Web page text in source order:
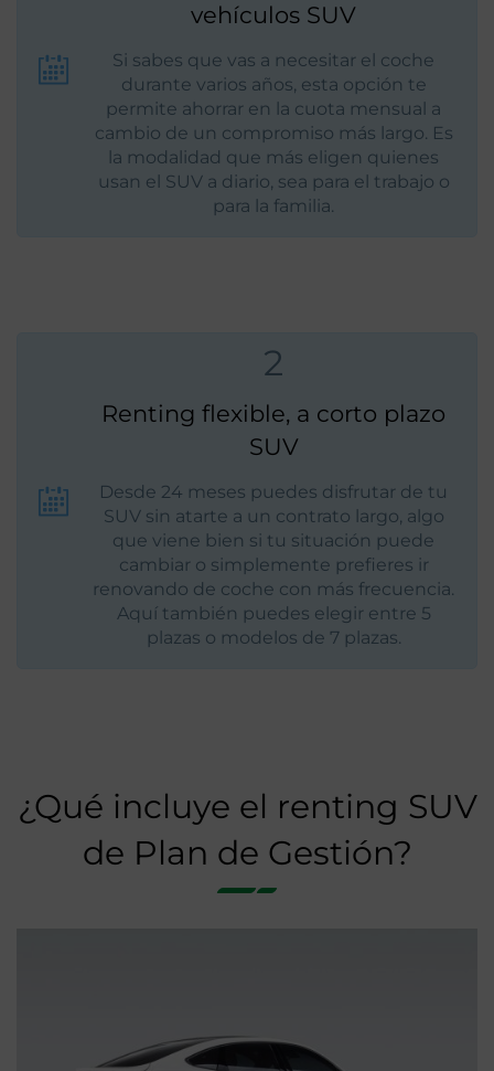
vehículos SUV
Si sabes que vas a necesitar el coche
durante varios años, esta opción te
permite ahorrar en la cuota mensual a
cambio de un compromiso más largo. Es
la modalidad que más eligen quienes
usan el SUV a diario, sea para el trabajo o
para la familia.
2
Renting flexible, a corto plazo
SUV
Desde 24 meses puedes disfrutar de tu
SUV sin atarte a un contrato largo, algo
que viene bien si tu situación puede
cambiar o simplemente prefieres ir
renovando de coche con más frecuencia.
Aquí también puedes elegir entre 5
plazas o modelos de 7 plazas.
¿Qué incluye el renting SUV
de Plan de Gestión?